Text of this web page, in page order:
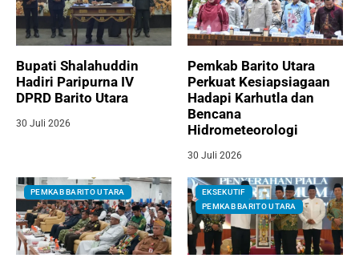
Bupati Shalahuddin
Hadiri Paripurna IV
DPRD Barito Utara
30 Juli 2026
Pemkab Barito Utara
Perkuat Kesiapsiagaan
Hadapi Karhutla dan
Bencana
Hidrometeorologi
30 Juli 2026
PEMKAB BARITO UTARA
EKSEKUTIF
PEMKAB BARITO UTARA